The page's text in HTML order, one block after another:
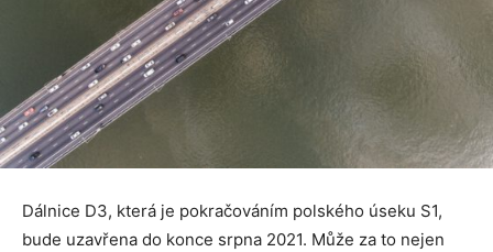
Dálnice D3, která je pokračováním polského úseku S1,
bude uzavřena do konce srpna 2021. Může za to nejen